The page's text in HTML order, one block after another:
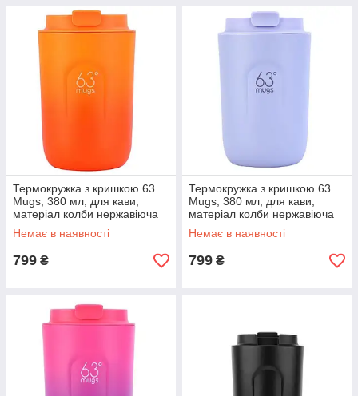
Термокружка з кришкою 63
Mugs, 380 мл, для кави,
матеріал колби нержавіюча
сталь, Оранжева,
Термокружка в машину
Немає в наявності
799 ₴
Термокружка з кришкою 63
Mugs, 380 мл, для кави,
матеріал колби нержавіюча
сталь, Фіалка, Термокружка в
машину
Немає в наявності
799 ₴